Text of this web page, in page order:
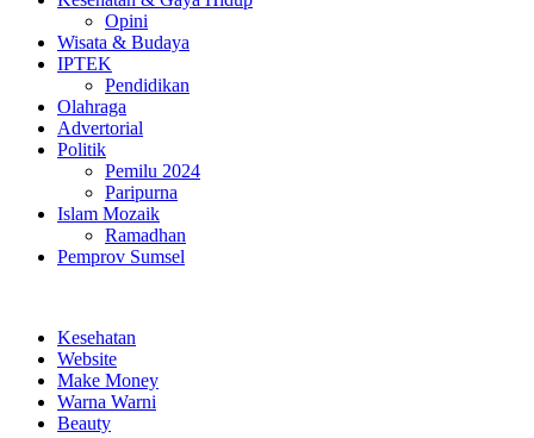
Opini
Wisata & Budaya
IPTEK
Pendidikan
Olahraga
Advertorial
Politik
Pemilu 2024
Paripurna
Islam Mozaik
Ramadhan
Pemprov Sumsel
Kesehatan
Website
Make Money
Warna Warni
Beauty